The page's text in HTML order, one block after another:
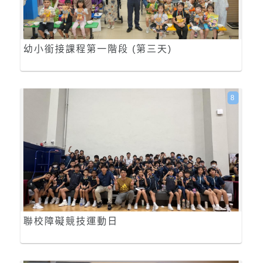
幼小銜接課程第一階段 (第三天)
聯校障礙競技運動日
8